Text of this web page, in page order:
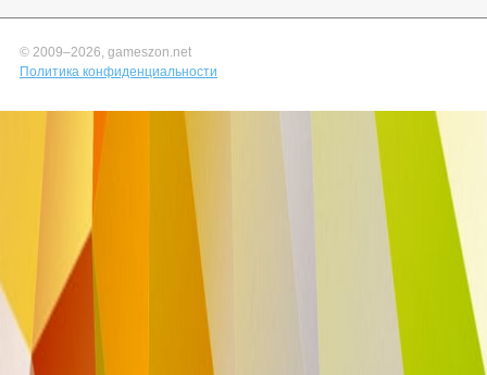
© 2009–2026, gameszon.net
Политика конфиденциальности